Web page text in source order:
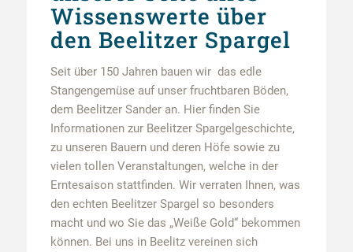
Wissenswerte über
den Beelitzer Spargel
Seit über 150 Jahren bauen wir das edle
Stangengemüse auf unser fruchtbaren Böden,
dem Beelitzer Sander an. Hier finden Sie
Informationen zur Beelitzer Spargelgeschichte,
zu unseren Bauern und deren Höfe sowie zu
vielen tollen Veranstaltungen, welche in der
Erntesaison stattfinden. Wir verraten Ihnen, was
den echten Beelitzer Spargel so besonders
macht und wo Sie das „Weiße Gold“ bekommen
können. Bei uns in Beelitz vereinen sich